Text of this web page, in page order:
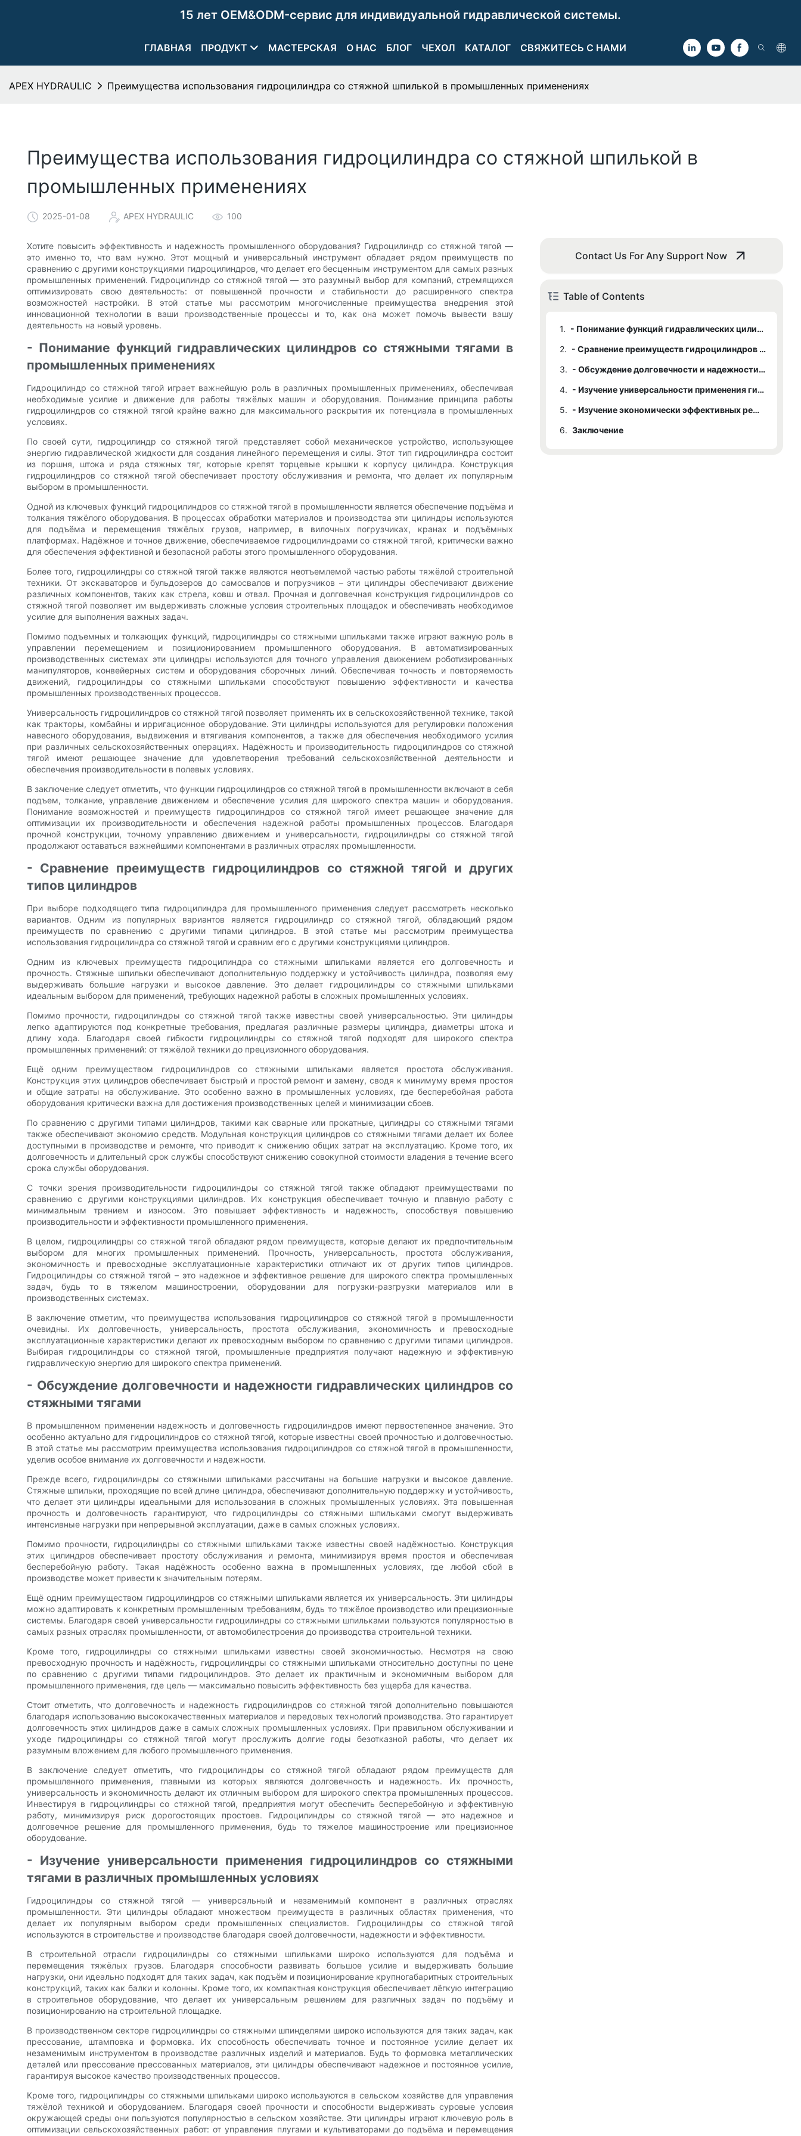
15 лет OEM&ODM-сервис для индивидуальной гидравлической системы.
ГЛАВНАЯ ПРОДУКТ МАСТЕРСКАЯ О НАС БЛОГ ЧЕХОЛ КАТАЛОГ СВЯЖИТЕСЬ С НАМИ
APEX HYDRAULIC Преимущества использования гидроцилиндра со стяжной шпилькой в ​​промышленных применениях
Преимущества использования гидроцилиндра со стяжной шпилькой в ​​
промышленных применениях
2025-01-08 APEX HYDRAULIC 100
Хотите повысить эффективность и надежность промышленного оборудования? Гидроцилиндр со стяжной тягой —
это именно то, что вам нужно. Этот мощный и универсальный инструмент обладает рядом преимуществ по
сравнению с другими конструкциями гидроцилиндров, что делает его бесценным инструментом для самых разных
промышленных применений. Гидроцилиндр со стяжной тягой — это разумный выбор для компаний, стремящихся
оптимизировать свою деятельность: от повышенной прочности и стабильности до расширенного спектра
возможностей настройки. В этой статье мы рассмотрим многочисленные преимущества внедрения этой
инновационной технологии в ваши производственные процессы и то, как она может помочь вывести вашу
деятельность на новый уровень.
- Понимание функций гидравлических цилиндров со стяжными тягами в
промышленных применениях
Гидроцилиндр со стяжной тягой играет важнейшую роль в различных промышленных применениях, обеспечивая
необходимые усилие и движение для работы тяжёлых машин и оборудования. Понимание принципа работы
гидроцилиндров со стяжной тягой крайне важно для максимального раскрытия их потенциала в промышленных
условиях.
По своей сути, гидроцилиндр со стяжной тягой представляет собой механическое устройство, использующее
энергию гидравлической жидкости для создания линейного перемещения и силы. Этот тип гидроцилиндра состоит
из поршня, штока и ряда стяжных тяг, которые крепят торцевые крышки к корпусу цилиндра. Конструкция
гидроцилиндров со стяжной тягой обеспечивает простоту обслуживания и ремонта, что делает их популярным
выбором в промышленности.
Одной из ключевых функций гидроцилиндров со стяжной тягой в промышленности является обеспечение подъёма и
толкания тяжёлого оборудования. В процессах обработки материалов и производства эти цилиндры используются
для подъёма и перемещения тяжёлых грузов, например, в вилочных погрузчиках, кранах и подъёмных
платформах. Надёжное и точное движение, обеспечиваемое гидроцилиндрами со стяжной тягой, критически важно
для обеспечения эффективной и безопасной работы этого промышленного оборудования.
Более того, гидроцилиндры со стяжной тягой также являются неотъемлемой частью работы тяжёлой строительной
техники. От экскаваторов и бульдозеров до самосвалов и погрузчиков – эти цилиндры обеспечивают движение
различных компонентов, таких как стрела, ковш и отвал. Прочная и долговечная конструкция гидроцилиндров со
стяжной тягой позволяет им выдерживать сложные условия строительных площадок и обеспечивать необходимое
усилие для выполнения важных задач.
Помимо подъемных и толкающих функций, гидроцилиндры со стяжными шпильками также играют важную роль в
управлении перемещением и позиционированием промышленного оборудования. В автоматизированных
производственных системах эти цилиндры используются для точного управления движением роботизированных
манипуляторов, конвейерных систем и оборудования сборочных линий. Обеспечивая точность и повторяемость
движений, гидроцилиндры со стяжными шпильками способствуют повышению эффективности и качества
промышленных производственных процессов.
Универсальность гидроцилиндров со стяжной тягой позволяет применять их в сельскохозяйственной технике, такой
как тракторы, комбайны и ирригационное оборудование. Эти цилиндры используются для регулировки положения
навесного оборудования, выдвижения и втягивания компонентов, а также для обеспечения необходимого усилия
при различных сельскохозяйственных операциях. Надёжность и производительность гидроцилиндров со стяжной
тягой имеют решающее значение для удовлетворения требований сельскохозяйственной деятельности и
обеспечения производительности в полевых условиях.
В заключение следует отметить, что функции гидроцилиндров со стяжной тягой в промышленности включают в себя
подъем, толкание, управление движением и обеспечение усилия для широкого спектра машин и оборудования.
Понимание возможностей и преимуществ гидроцилиндров со стяжной тягой имеет решающее значение для
оптимизации их производительности и обеспечения надежной работы промышленных процессов. Благодаря
прочной конструкции, точному управлению движением и универсальности, гидроцилиндры со стяжной тягой
продолжают оставаться важнейшими компонентами в различных отраслях промышленности.
- Сравнение преимуществ гидроцилиндров со стяжной тягой и других
типов цилиндров
При выборе подходящего типа гидроцилиндра для промышленного применения следует рассмотреть несколько
вариантов. Одним из популярных вариантов является гидроцилиндр со стяжной тягой, обладающий рядом
преимуществ по сравнению с другими типами цилиндров. В этой статье мы рассмотрим преимущества
использования гидроцилиндра со стяжной тягой и сравним его с другими конструкциями цилиндров.
Одним из ключевых преимуществ гидроцилиндра со стяжными шпильками является его долговечность и
прочность. Стяжные шпильки обеспечивают дополнительную поддержку и устойчивость цилиндра, позволяя ему
выдерживать большие нагрузки и высокое давление. Это делает гидроцилиндры со стяжными шпильками
идеальным выбором для применений, требующих надежной работы в сложных промышленных условиях.
Помимо прочности, гидроцилиндры со стяжной тягой также известны своей универсальностью. Эти цилиндры
легко адаптируются под конкретные требования, предлагая различные размеры цилиндра, диаметры штока и
длину хода. Благодаря своей гибкости гидроцилиндры со стяжной тягой подходят для широкого спектра
промышленных применений: от тяжёлой техники до прецизионного оборудования.
Ещё одним преимуществом гидроцилиндров со стяжными шпильками является простота обслуживания.
Конструкция этих цилиндров обеспечивает быстрый и простой ремонт и замену, сводя к минимуму время простоя
и общие затраты на обслуживание. Это особенно важно в промышленных условиях, где бесперебойная работа
оборудования критически важна для достижения производственных целей и минимизации сбоев.
По сравнению с другими типами цилиндров, такими как сварные или прокатные, цилиндры со стяжными тягами
также обеспечивают экономию средств. Модульная конструкция цилиндров со стяжными тягами делает их более
доступными в производстве и ремонте, что приводит к снижению общих затрат на эксплуатацию. Кроме того, их
долговечность и длительный срок службы способствуют снижению совокупной стоимости владения в течение всего
срока службы оборудования.
С точки зрения производительности гидроцилиндры со стяжной тягой также обладают преимуществами по
сравнению с другими конструкциями цилиндров. Их конструкция обеспечивает точную и плавную работу с
минимальным трением и износом. Это повышает эффективность и надежность, способствуя повышению
производительности и эффективности промышленного применения.
В целом, гидроцилиндры со стяжной тягой обладают рядом преимуществ, которые делают их предпочтительным
выбором для многих промышленных применений. Прочность, универсальность, простота обслуживания,
экономичность и превосходные эксплуатационные характеристики отличают их от других типов цилиндров.
Гидроцилиндры со стяжной тягой – это надежное и эффективное решение для широкого спектра промышленных
задач, будь то в тяжелом машиностроении, оборудовании для погрузки-разгрузки материалов или в
производственных системах.
В заключение отметим, что преимущества использования гидроцилиндров со стяжной тягой в промышленности
очевидны. Их долговечность, универсальность, простота обслуживания, экономичность и превосходные
эксплуатационные характеристики делают их превосходным выбором по сравнению с другими типами цилиндров.
Выбирая гидроцилиндры со стяжной тягой, промышленные предприятия получают надежную и эффективную
гидравлическую энергию для широкого спектра применений.
- Обсуждение долговечности и надежности гидравлических цилиндров со
стяжными тягами
В промышленном применении надежность и долговечность гидроцилиндров имеют первостепенное значение. Это
особенно актуально для гидроцилиндров со стяжной тягой, которые известны своей прочностью и долговечностью.
В этой статье мы рассмотрим преимущества использования гидроцилиндров со стяжной тягой в промышленности,
уделив особое внимание их долговечности и надежности.
Прежде всего, гидроцилиндры со стяжными шпильками рассчитаны на большие нагрузки и высокое давление.
Стяжные шпильки, проходящие по всей длине цилиндра, обеспечивают дополнительную поддержку и устойчивость,
что делает эти цилиндры идеальными для использования в сложных промышленных условиях. Эта повышенная
прочность и долговечность гарантируют, что гидроцилиндры со стяжными шпильками смогут выдерживать
интенсивные нагрузки при непрерывной эксплуатации, даже в самых сложных условиях.
Помимо прочности, гидроцилиндры со стяжными шпильками также известны своей надёжностью. Конструкция
этих цилиндров обеспечивает простоту обслуживания и ремонта, минимизируя время простоя и обеспечивая
бесперебойную работу. Такая надёжность особенно важна в промышленных условиях, где любой сбой в
производстве может привести к значительным потерям.
Ещё одним преимуществом гидроцилиндров со стяжными шпильками является их универсальность. Эти цилиндры
можно адаптировать к конкретным промышленным требованиям, будь то тяжёлое производство или прецизионные
системы. Благодаря своей универсальности гидроцилиндры со стяжными шпильками пользуются популярностью в
самых разных отраслях промышленности, от автомобилестроения до производства строительной техники.
Кроме того, гидроцилиндры со стяжными шпильками известны своей экономичностью. Несмотря на свою
превосходную прочность и надёжность, гидроцилиндры со стяжными шпильками относительно доступны по цене
по сравнению с другими типами гидроцилиндров. Это делает их практичным и экономичным выбором для
промышленного применения, где цель — максимально повысить эффективность без ущерба для качества.
Стоит отметить, что долговечность и надежность гидроцилиндров со стяжной тягой дополнительно повышаются
благодаря использованию высококачественных материалов и передовых технологий производства. Это гарантирует
долговечность этих цилиндров даже в самых сложных промышленных условиях. При правильном обслуживании и
уходе гидроцилиндры со стяжной тягой могут прослужить долгие годы безотказной работы, что делает их
разумным вложением для любого промышленного применения.
В заключение следует отметить, что гидроцилиндры со стяжной тягой обладают рядом преимуществ для
промышленного применения, главными из которых являются долговечность и надежность. Их прочность,
универсальность и экономичность делают их отличным выбором для широкого спектра промышленных процессов.
Инвестируя в гидроцилиндры со стяжной тягой, предприятия могут обеспечить бесперебойную и эффективную
работу, минимизируя риск дорогостоящих простоев. Гидроцилиндры со стяжной тягой — это надежное и
долговечное решение для промышленного применения, будь то тяжелое машиностроение или прецизионное
оборудование.
- Изучение универсальности применения гидроцилиндров со стяжными
тягами в различных промышленных условиях
Гидроцилиндры со стяжной тягой — универсальный и незаменимый компонент в различных отраслях
промышленности. Эти цилиндры обладают множеством преимуществ в различных областях применения, что
делает их популярным выбором среди промышленных специалистов. Гидроцилиндры со стяжной тягой
используются в строительстве и производстве благодаря своей долговечности, надежности и эффективности.
В строительной отрасли гидроцилиндры со стяжными шпильками широко используются для подъёма и
перемещения тяжёлых грузов. Благодаря способности развивать большое усилие и выдерживать большие
нагрузки, они идеально подходят для таких задач, как подъём и позиционирование крупногабаритных строительных
конструкций, таких как балки и колонны. Кроме того, их компактная конструкция обеспечивает лёгкую интеграцию
в строительное оборудование, что делает их универсальным решением для различных задач по подъёму и
позиционированию на строительной площадке.
В производственном секторе гидроцилиндры со стяжными шпинделями широко используются для таких задач, как
прессование, штамповка и формовка. Их способность обеспечивать точное и постоянное усилие делает их
незаменимым инструментом в производстве различных изделий и материалов. Будь то формовка металлических
деталей или прессование прессованных материалов, эти цилиндры обеспечивают надежное и постоянное усилие,
гарантируя высокое качество производственных процессов.
Кроме того, гидроцилиндры со стяжными шпильками широко используются в сельском хозяйстве для управления
тяжёлой техникой и оборудованием. Благодаря своей прочности и способности выдерживать суровые условия
окружающей среды они пользуются популярностью в сельском хозяйстве. Эти цилиндры играют ключевую роль в
оптимизации сельскохозяйственных работ: от управления плугами и культиваторами до подъёма и перемещения
Contact Us For Any Support Now
Table of Contents
1.
- Понимание функций гидравлических цилиндров со стяжными тягами в промышленных применениях
2.
- Сравнение преимуществ гидроцилиндров со стяжной тягой и других типов цилиндров
3.
- Обсуждение долговечности и надежности гидравлических цилиндров со стяжными тягами
4.
- Изучение универсальности применения гидроцилиндров со стяжными тягами в различных промышленных условиях
5.
- Изучение экономически эффективных решений, предоставляемых гидравлическими цилиндрами со стяжными тягами в промышленных применениях
6. Заключение